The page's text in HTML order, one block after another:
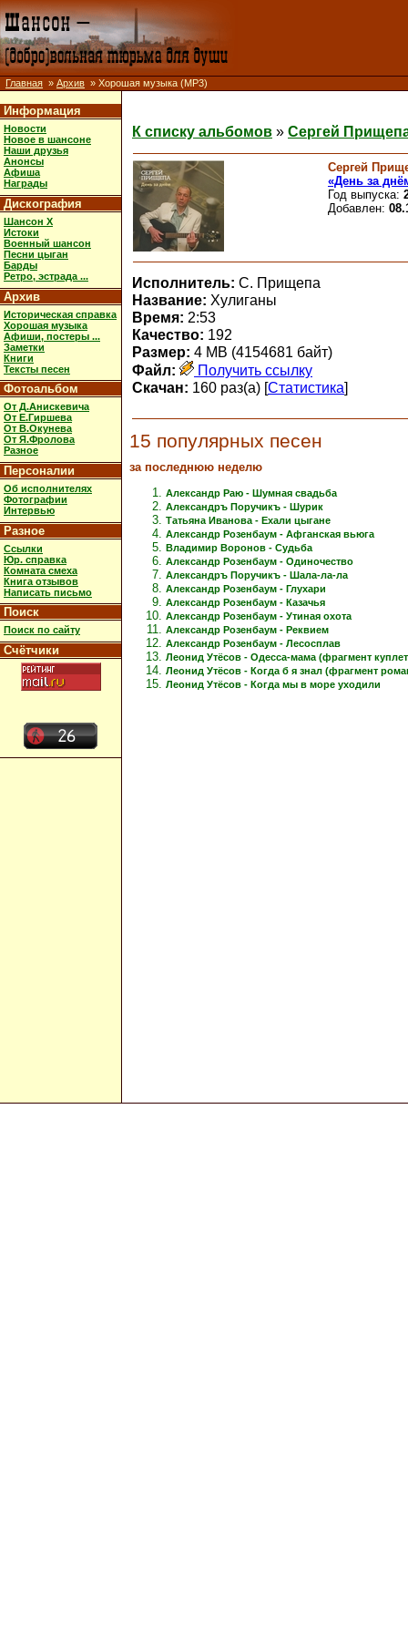
Главная » Архив » Хорошая музыка (MP3)
Информация
Новости
Новое в шансоне
Наши друзья
Анонсы
Афиша
Награды
Дискография
Шансон X
Истоки
Военный шансон
Песни цыган
Барды
Ретро, эстрада ...
Архив
Историческая справка
Хорошая музыка
Афиши, постеры ...
Заметки
Книги
Тексты песен
Фотоальбом
От Д.Анискевича
От Е.Гиршева
От В.Окунева
От Я.Фролова
Разное
Персоналии
Об исполнителях
Фотографии
Интервью
Разное
Ссылки
Юр. справка
Комната смеха
Книга отзывов
Написать письмо
Поиск
Поиск по сайту
Счётчики
К списку альбомов » Сергей
Сергей
«День за
Год выпуска:
Добавлен:
Исполнитель: С. Прищепа
Название: Хулиганы
Время: 2:53
Качество: 192
Размер: 4 MB (4154681 байт)
Файл:
Получить ссылку
Скачан: 160 раз(а) [Статистика]
15 популярных песен
за последнюю неделю
Александр Раю - Шумная свадьба
Александръ Поручикъ - Шурик
Татьяна Иванова - Ехали цыгане
Александр Розенбаум - Афганская вьюга
Владимир Воронов - Судьба
Александр Розенбаум - Одиночество
Александръ Поручикъ - Шала-ла-ла
Александр Розенбаум - Глухари
Александр Розенбаум - Казачья
Александр Розенбаум - Утиная охота
Александр Розенбаум - Реквием
Александр Розенбаум - Лесосплав
Леонид Утёсов - Одесса-мама (фрагмент
Леонид Утёсов - Когда б я знал (фрагмент
Леонид Утёсов - Когда мы в море уходили